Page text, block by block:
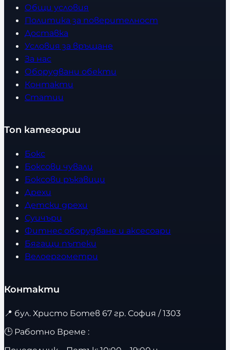
Общи условия
Политика за поверителност
Доставка
Условия за връщане
За нас
Оборудвани обекти
Контакти
Статии
Топ категории
Бокс
Боксови чували
Боксови ръкавици
Дрехи
Детски дрехи
Суичъри
Фитнес оборудване и аксесоари
Бягащи пътеки
Велоергометри
Контакти
📍 бул. Христо Ботев 67 гр. София / 1303
🕒 Работно Време :